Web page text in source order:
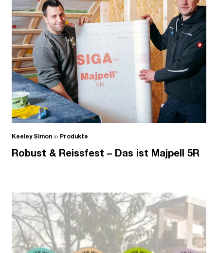
Keeley Simon in Produkte
Robust & Reissfest – Das ist Majpell 5R